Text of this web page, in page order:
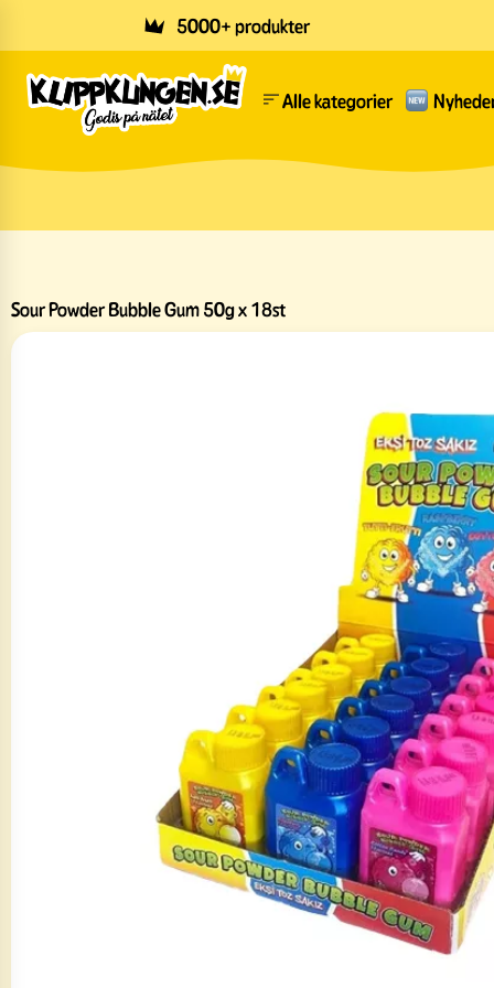
5000+ produkter
Alle kategorier
Sour Powder Bubble Gum 50g x 18st